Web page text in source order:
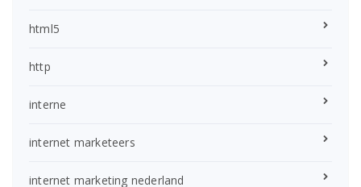
html5
http
interne
internet marketeers
internet marketing nederland